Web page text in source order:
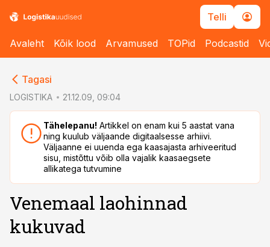
Telli
Avaleht Kõik lood Arvamused TOPid Podcastid
Tagasi
LOGISTIKA 21.12.09, 09:04
Tähelepanu! Artikkel on enam kui 5 aastat vana
ning kuulub väljaande digitaalsesse arhiivi.
Väljaanne ei uuenda ega kaasajasta arhiveeritud
sisu, mistõttu võib olla vajalik kaasaegsete
allikatega tutvumine
Venemaal laohinnad
kukuvad